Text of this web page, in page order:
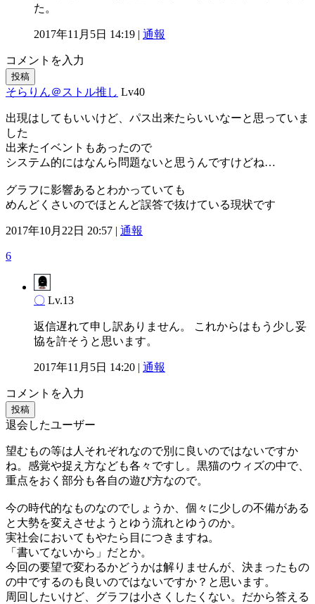
た。
2017年11月5日 14:19 | 通報
コメントを入力
投稿
そらりん＠ストル推し Lv40
出現はしてもいいけど、パス出来たらいいなーと思っていま
した
出来たイベントもあったので
システム的にはなんら問題ないと思うんですけどね…
グラフに影響あるとわかっていても
めんどくさいのでほとんど誤答で抜けている現状です
2017年10月22日 20:57 | 通報
6
〇 Lv.13
返信遅れて申し訳ありません。 これからはもう少し妥
協を許そうと思います。
2017年11月5日 14:20 | 通報
コメントを入力
投稿
退会したユーザー
望むもの等は人それぞれなので別に良いのではないですか
ね。感覚や捉え方なども各々ですし。黒猫のウィズの中で、
重点をおく部分も各自の遊び方なので。
今の時代的なものなのでしょうか、個々に少しの不備がある
と大勢を変えさせようとゆう流れとゆうのか。
実社会においてもやたら目につきますね。
「書いてないから」だとか。
今回の要望で変わるかどうかは解りませんが、決まったもの
の中でするのも良いのではないですか？と思います。
周回したいけど、グラフは小さくしたくない。だから答える